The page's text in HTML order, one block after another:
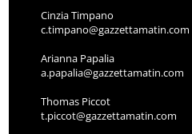
Cinzia Timpano
c.timpano@gazzettamatin.com
Arianna Papalia
a.papalia@gazzettamatin.com
Thomas Piccot
t.piccot@gazzettamatin.com